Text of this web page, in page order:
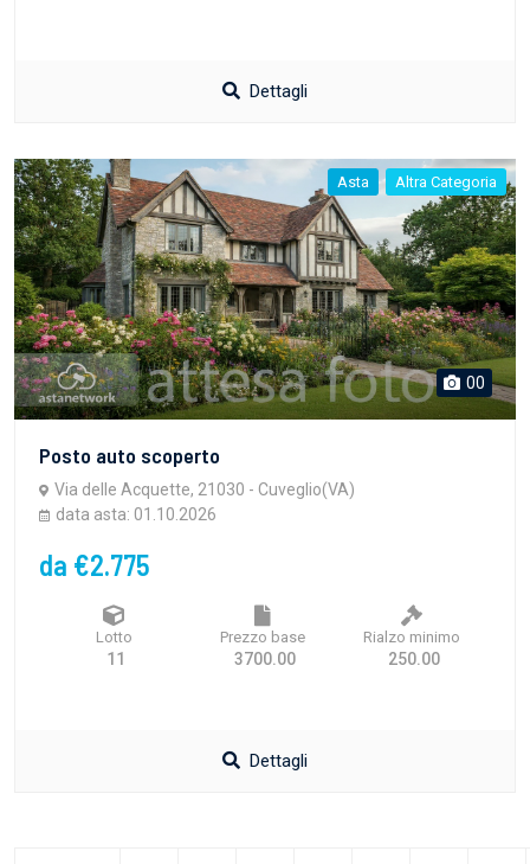
Dettagli
Asta Altra Categoria
00
Posto auto scoperto
Via delle Acquette, 21030 - Cuveglio(VA)
data asta: 01.10.2026
da €2.775
Lotto
11
Prezzo base
3700.00
Rialzo minimo
250.00
Dettagli